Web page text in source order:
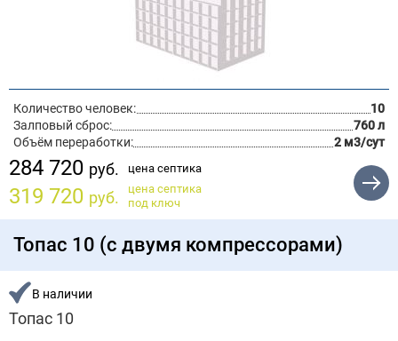
Количество человек:
10
Залповый сброс:
760 л
Объём переработки:
2 м3/сут
284 720 руб. цена септика
319 720 руб.
цена септика
под ключ
Топас 10 (с двумя компрессорами)
В наличии
Топас 10